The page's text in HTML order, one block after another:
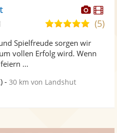
4,9
5
(5)
Spielfreude sorgen wir
vollen Erfolg wird. Wenn
...
-30 km von Landshut